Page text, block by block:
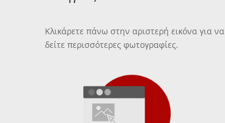
Κλικάρετε πάνω στην αριστερή εικόνα για να
δείτε περισσότερες φωτογραφίες.